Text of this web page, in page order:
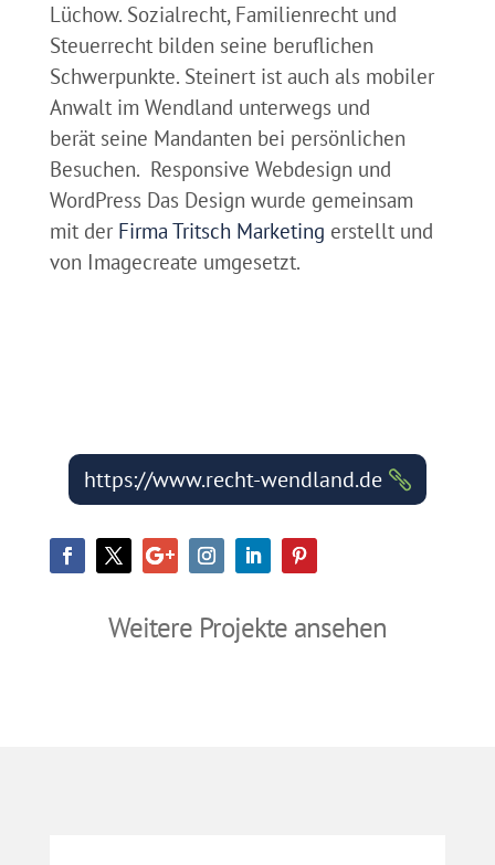
Lüchow. Sozialrecht, Familienrecht und
Steuerrecht bilden seine beruflichen
Schwerpunkte. Steinert ist auch als mobiler
Anwalt im Wendland unterwegs und
berät seine Mandanten bei persönlichen
Besuchen. Responsive Webdesign und
WordPress Das Design wurde gemeinsam
mit der Firma Tritsch Marketing erstellt und
von Imagecreate umgesetzt.
https://www.recht-wendland.de
Weitere Projekte ansehen